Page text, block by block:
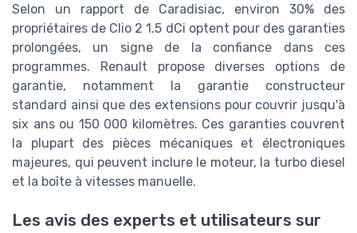
Selon un rapport de Caradisiac, environ 30% des
propriétaires de Clio 2 1.5 dCi optent pour des garanties
prolongées, un signe de la confiance dans ces
programmes. Renault propose diverses options de
garantie, notamment la garantie constructeur
standard ainsi que des extensions pour couvrir jusqu'à
six ans ou 150 000 kilomètres. Ces garanties couvrent
la plupart des pièces mécaniques et électroniques
majeures, qui peuvent inclure le moteur, la turbo diesel
et la boîte à vitesses manuelle.
Les avis des experts et utilisateurs sur